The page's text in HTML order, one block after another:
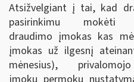
Atsižvelgiant į tai, kad
pasirinkimu mokėti
draudimo įmokas kas
įmokas už ilgesnį
mėnesius),